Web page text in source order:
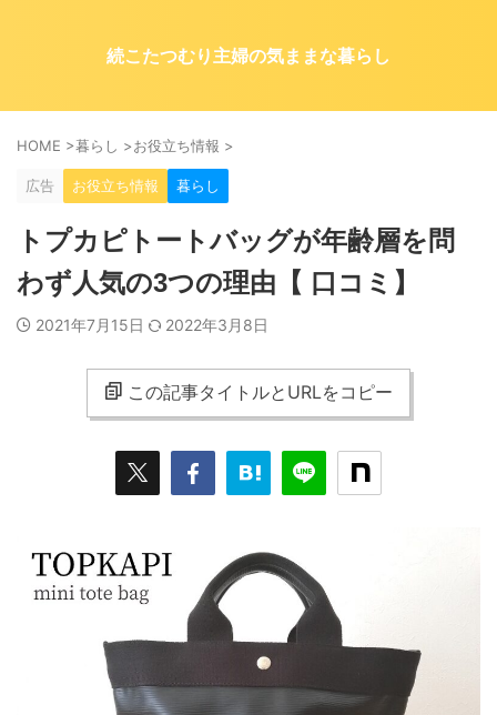
続こたつむり主婦の気ままな暮らし
HOME >暮らし >お役立ち情報 >
広告 お役立ち情報 暮らし
トプカピトートバッグが年齢層を問
わず人気の3つの理由【 口コミ】
2021年7月15日 2022年3月8日
この記事タイトルとURLをコピー